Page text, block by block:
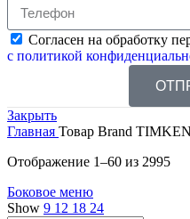
Согласен на обработку
с политикой
Закрыть
Главная Товар Brand TIMKEN
Отображение 1–60 из 2995
Боковое меню
Show 9 12 18 24